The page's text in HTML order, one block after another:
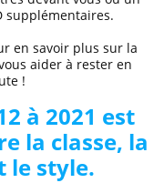
supplémentaires.
en savoir plus sur la
aider à rester en
!
à 2021 est
la classe, la
le style.